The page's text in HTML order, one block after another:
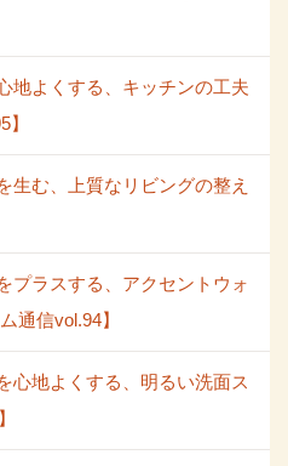
地よくする、キッチンの工夫
生む、上質なリビングの整え
プラスする、アクセントウォ
通信vol.94】
心地よくする、明るい洗面ス